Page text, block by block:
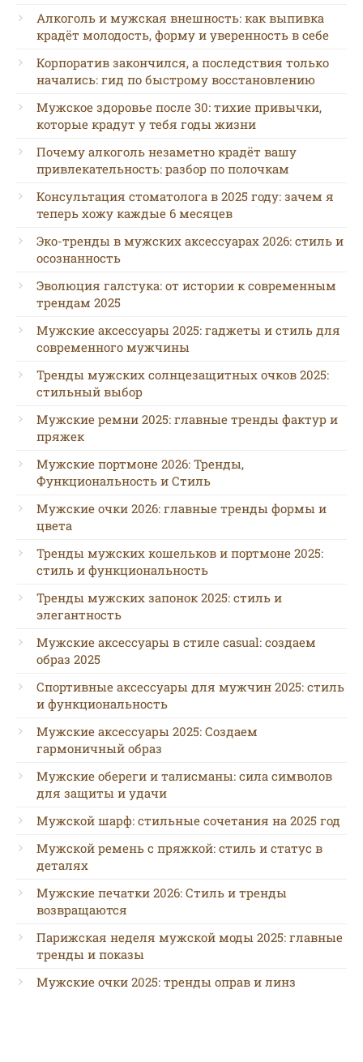
Алкоголь и мужская внешность: как выпивка
крадёт молодость, форму и уверенность в себе
Корпоратив закончился, а последствия только
начались: гид по быстрому восстановлению
Мужское здоровье после 30: тихие привычки,
которые крадут у тебя годы жизни
Почему алкоголь незаметно крадёт вашу
привлекательность: разбор по полочкам
Консультация стоматолога в 2025 году: зачем я
теперь хожу каждые 6 месяцев
Эко-тренды в мужских аксессуарах 2026: стиль и
осознанность
Эволюция галстука: от истории к современным
трендам 2025
Мужские аксессуары 2025: гаджеты и стиль для
современного мужчины
Тренды мужских солнцезащитных очков 2025:
стильный выбор
Мужские ремни 2025: главные тренды фактур и
пряжек
Мужские портмоне 2026: Тренды,
Функциональность и Стиль
Мужские очки 2026: главные тренды формы и
цвета
Тренды мужских кошельков и портмоне 2025:
стиль и функциональность
Тренды мужских запонок 2025: стиль и
элегантность
Мужские аксессуары в стиле casual: создаем
образ 2025
Спортивные аксессуары для мужчин 2025: стиль
и функциональность
Мужские аксессуары 2025: Создаем
гармоничный образ
Мужские обереги и талисманы: сила символов
для защиты и удачи
Мужской шарф: стильные сочетания на 2025 год
Мужской ремень с пряжкой: стиль и статус в
деталях
Мужские печатки 2026: Стиль и тренды
возвращаются
Парижская неделя мужской моды 2025: главные
тренды и показы
Мужские очки 2025: тренды оправ и линз